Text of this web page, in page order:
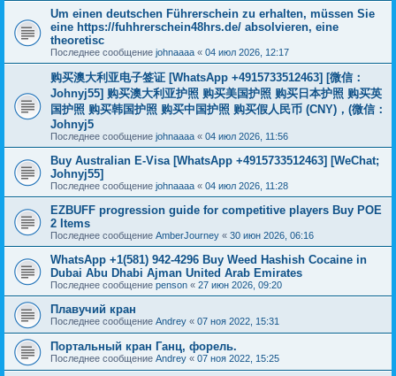
Um einen deutschen Führerschein zu erhalten, müssen Sie
eine https://fuhhrerschein48hrs.de/ absolvieren, eine
theoretisc
Последнее сообщение johnaaaa « 04 июл 2026, 12:17
购买澳大利亚电子签证 [WhatsApp +4915733512463] [微信：
Johnyj55] 购买澳大利亚护照 购买美国护照 购买日本护照 购买英
国护照 购买韩国护照 购买中国护照 购买假人民币 (CNY)，(微信：
Johnyj5
Последнее сообщение johnaaaa « 04 июл 2026, 11:56
Buy Australian E-Visa [WhatsApp +4915733512463] [WeChat;
Johnyj55]
Последнее сообщение johnaaaa « 04 июл 2026, 11:28
EZBUFF progression guide for competitive players Buy POE
2 Items
Последнее сообщение AmberJourney « 30 июн 2026, 06:16
WhatsApp +1(581) 942-4296 Buy Weed Hashish Cocaine in
Dubai Abu Dhabi Ajman United Arab Emirates
Последнее сообщение penson « 27 июн 2026, 09:20
Плавучий кран
Последнее сообщение Andrey « 07 ноя 2022, 15:31
Портальный кран Ганц, форель.
Последнее сообщение Andrey « 07 ноя 2022, 15:25